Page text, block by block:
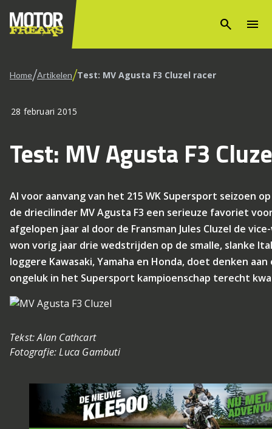
search menu
Home/Artikelen/Test: MV Agusta F3 Cluzel racer
28 februari 2015
Test: MV Agusta F3
Al voor aanvang van het 215 WK Supersport seizoen
de driecilinder MV Agusta F3 een serieuze favoriet
afgelopen jaar al door de Fransman Jules Cluzel de
won vorig jaar drie wedstrijden op de smalle, slanke
loggere Kawasaki, Yamaha en Honda, doet denken
ongeluk in het Supersport kampioenschap terecht
Tekst: Alan Cathcart
Fotografie: Luca Gambuti